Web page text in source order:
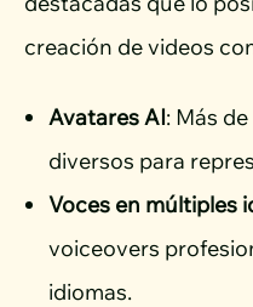
creación de videos
Avatares AI: Más
diversos para
Voces en múltiples
voiceovers
idiomas.